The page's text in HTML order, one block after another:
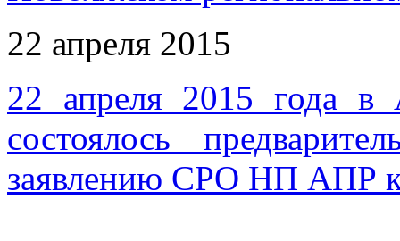
22 апреля 2015
22 апреля 2015 года в
состоялось
заявлению СРО НП АПР